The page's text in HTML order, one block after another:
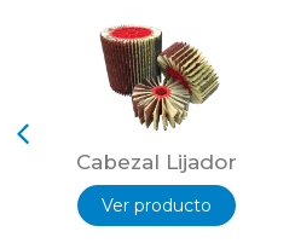
Cabezal Lijador
Ver producto